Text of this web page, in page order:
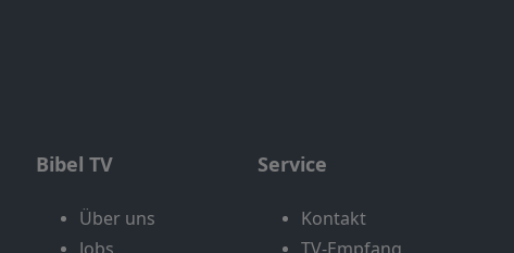
Bibel TV
Über uns
Service
Kontakt